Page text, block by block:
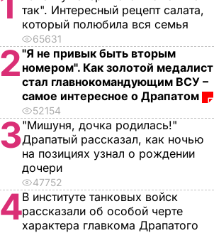
так". Интересный рецепт салата,
который полюбила вся семья
65631
2"Я не привык быть вторым
номером". Как золотой медалист
стал главнокомандующим ВСУ –
самое интересное о Драпатом
52154
3"Мишуня, дочка родилась!"
Драпатый рассказал, как ночью
на позициях узнал о рождении
дочери
47752
4В институте танковых войск
рассказали об особой черте
характера главкома Драпатого